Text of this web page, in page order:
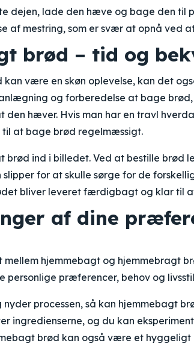
dejen, lade den hæve og bage den til
af mestring, som er svær at opnå ved
brød – tid og
kan være en skøn oplevelse, kan det
og forberedelse at bage
den hæver. Hvis man har en travl
at bage brød regelmæssigt.
brød ind i billedet. Ved at bestille brød
for at skulle sørge for de
bliver leveret færdigbagt og klar til
af dine
hjemmebagt og hjemmebragt
personlige præferencer, behov og
nyder processen, så kan hjemmebagt
ingredienserne, og du kan
brød kan også være et